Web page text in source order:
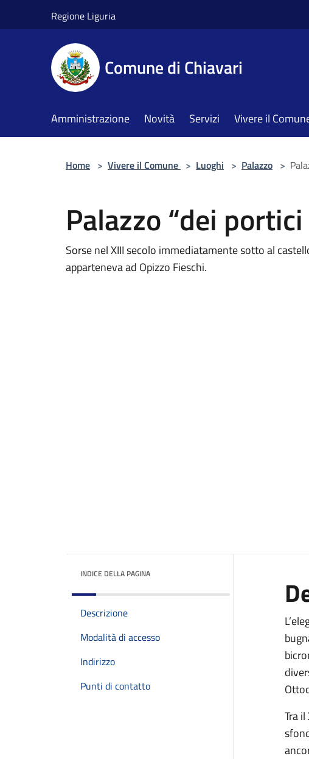
Regione Liguria
Comune di Chiavari
Amministrazione Novità Servizi Vivere il
Home > Vivere il Comune > Luoghi > Palazzo >
Palazzo “dei
Sorse nel XIII secolo immediatamente sotto al
apparteneva ad Opizzo Fieschi.
INDICE DELLA PAGINA
Descrizione
Modalità di accesso
Indirizzo
Punti di contatto
Tra